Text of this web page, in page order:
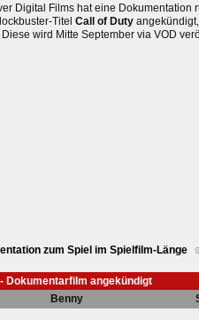
Digital Films hat eine Dokumentation
Titel Call of Duty
wird Mitte September via VOD
zum Spiel im Spielfilm-Länge
Dokumentarfilm angekündigt
Benny